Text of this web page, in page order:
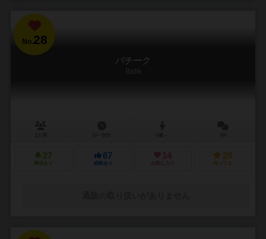
No.28
バチーク
Batik
27
興味あり
67
経験あり
14
お気に入り
28
持ってる